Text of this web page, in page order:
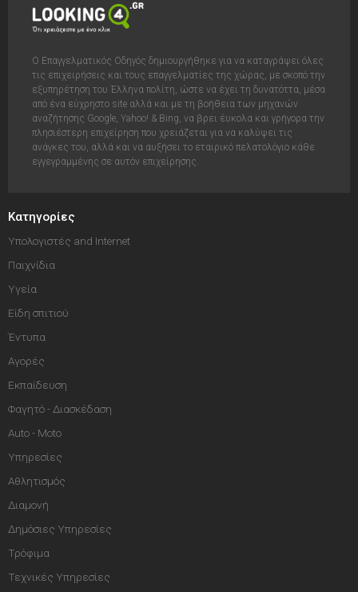
Ο Επαγγελματικός Οδηγός δημιουργήθηκε για να καταγράψει όλες
τις επιχειρήσεις και τους επαγγελματίες της χώρας, με σκοπό την
εξυπηρέτηση του Έλληνα πολίτη, ώστε να έχει τη δυνατόττα, μέσα
από ένα εύχρηστο site αλλά και με τη βοήθεια των μηχανών
αναζήτησης Google, Yahoo! & Bing, να βρει έυκολα και γρήγορα την
πλησιέστερη επιχείρηση που χρειάζεται για να καλύψει τις
ανάγκες του, αλλά και να αυξήσει το εταιρικό πελατολόγιο κάθε
εγγεγραμμένης σε αυτόν επιχείρησης.
Κατηγορίες
Υπολογιστές and Internet
Παιχνίδια
Υγεία
Είδη σπιτιού
Έντυπα
Αγορές
Εκπαίδευση
Φαγητό - Διασκέδαση
Auto - Moto
Υπηρεσίες
Αθλητισμός
Διαμονή
Δημόσιες Υπηρεσίες
Τρόφιμα
Τεχνικές Υπηρεσίες